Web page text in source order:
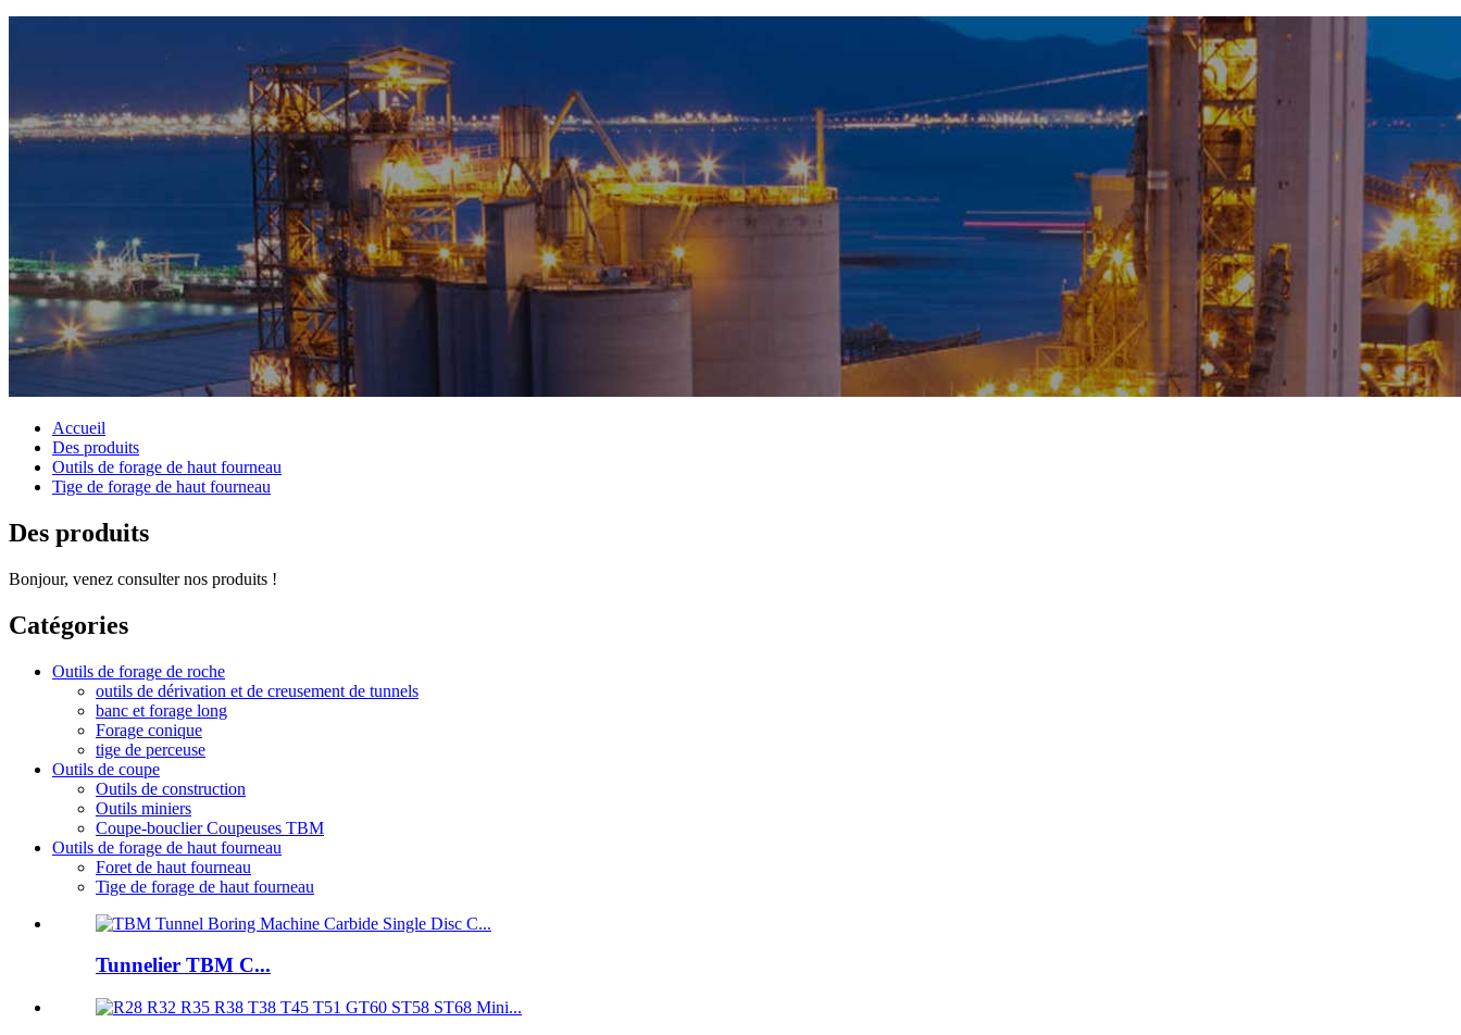
Accueil
Des produits
Outils de forage de haut fourneau
Tige de forage de haut fourneau
Des produits
Bonjour, venez consulter nos produits !
Catégories
Outils de forage de roche
outils de dérivation et de creusement de tunnels
banc et forage long
Forage conique
tige de perceuse
Outils de coupe
Outils de construction
Outils miniers
Coupe-bouclier Coupeuses TBM
Outils de forage de haut fourneau
Foret de haut fourneau
Tige de forage de haut fourneau
Tunnelier TBM C...